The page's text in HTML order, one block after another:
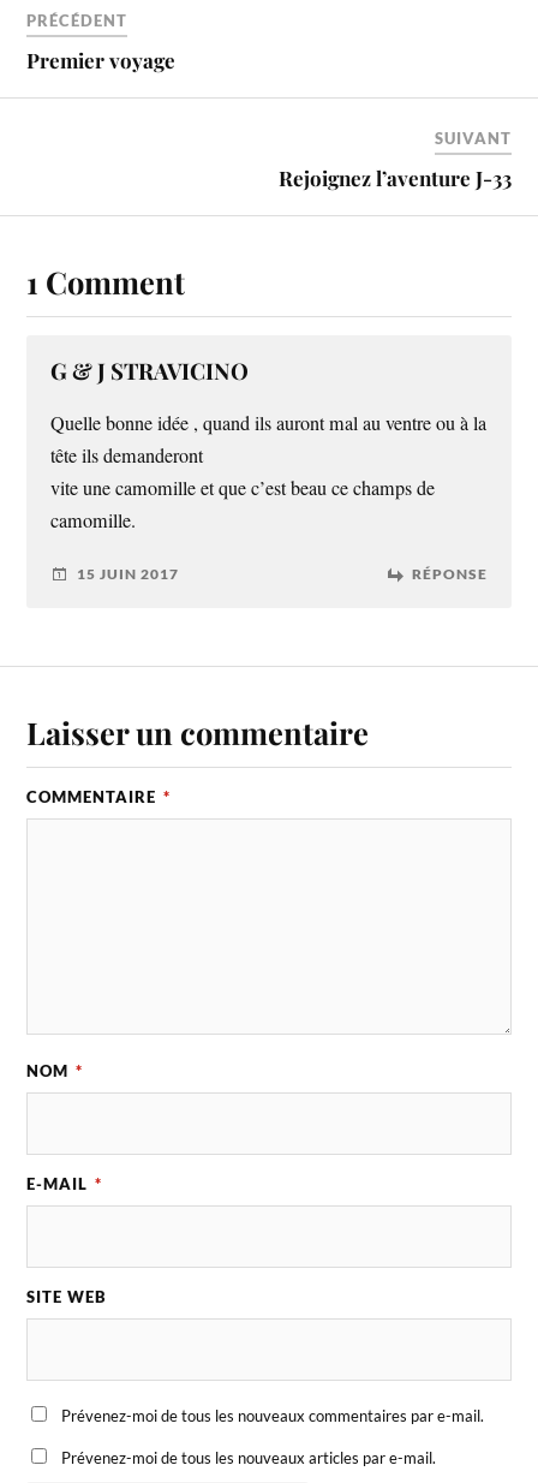
PRÉCÉDENT
Premier voyage
SUIVANT
Rejoignez l’aventure J-33
1 Comment
G & J STRAVICINO
Quelle bonne idée , quand ils auront mal au ventre ou à la
tête ils demanderont
vite une camomille et que c’est beau ce champs de
camomille.
15 JUIN 2017 RÉPONSE
Laisser un commentaire
COMMENTAIRE *
NOM *
E-MAIL *
SITE WEB
Prévenez-moi de tous les nouveaux commentaires par e-mail.
Prévenez-moi de tous les nouveaux articles par e-mail.